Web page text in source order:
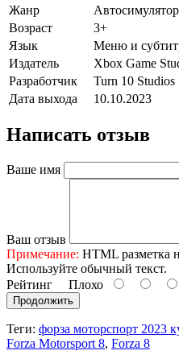
Жанр
Возраст
3+
Язык
Меню и
Издатель
Xbox Game
Разработчик
Turn 10 Studios
Дата выхода
10.10.2023
Написать отзыв
Ваше имя
Ваш отзыв
Примечание: HTML разметка
Используйте обычный текст.
Рейтинг Плохо
Продолжить
Теги: форза моторспорт 2023
Forza Motorsport 8, Forza 8